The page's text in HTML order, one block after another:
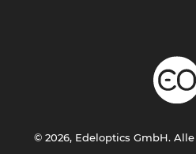
© 2026, Edeloptics GmbH.